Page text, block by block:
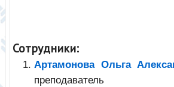
Сотрудники:
Артамонова Ольга
преподаватель